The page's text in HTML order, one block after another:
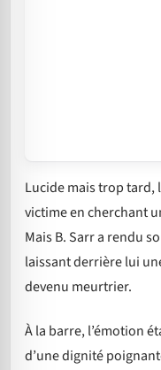
Lucide mais trop tard,
victime en cherchant
Mais B. Sarr a rendu
laissant derrière lui
devenu meurtrier.
À la barre, l’émotion
d’une dignité